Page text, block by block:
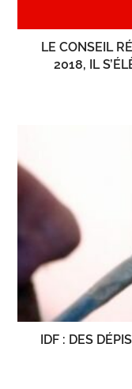
LE CONSEIL
2018, IL
IDF : DES